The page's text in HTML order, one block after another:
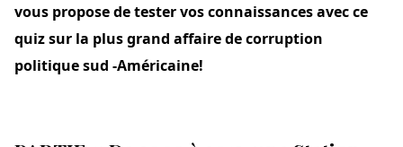
vous propose de tester vos connaissances avec ce
quiz sur la plus grand affaire de corruption
politique sud -Américaine!